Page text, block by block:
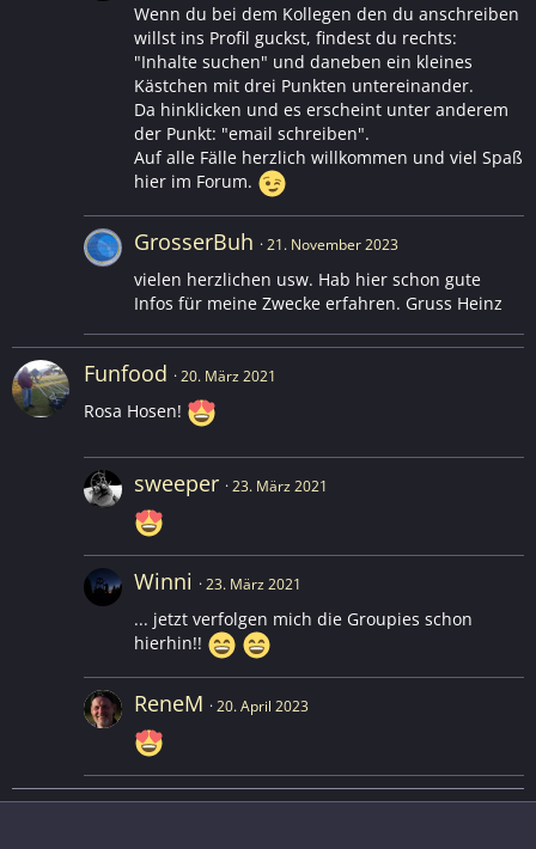
Wenn du bei dem Kollegen den du anschreiben
willst ins Profil guckst, findest du rechts:
"Inhalte suchen" und daneben ein kleines
Kästchen mit drei Punkten untereinander.
Da hinklicken und es erscheint unter anderem
der Punkt: "email schreiben".
Auf alle Fälle herzlich willkommen und viel Spaß
hier im Forum.
GrosserBuh 21. November 2023
vielen herzlichen usw. Hab hier schon gute
Infos für meine Zwecke erfahren. Gruss Heinz
Funfood 20. März 2021
Rosa Hosen!
sweeper 23. März 2021
Winni 23. März 2021
... jetzt verfolgen mich die Groupies schon
hierhin!!
ReneM 20. April 2023